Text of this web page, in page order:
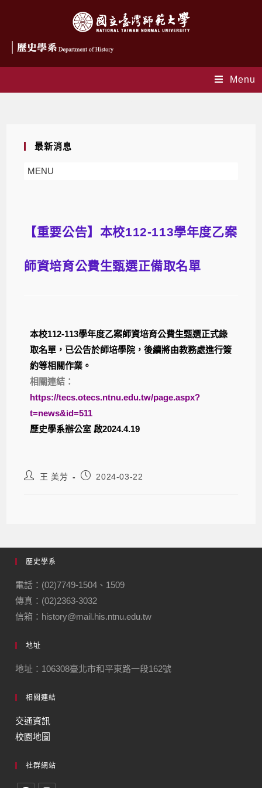
Menu
最新消息
MENU
【重要公告】本校112-113學年度乙案
師資培育公費生甄選正備取名單
本校112-113學年度乙案師資培育公費生甄選正式錄
取名單，已公告於師培學院，後續將由教務處進行簽
約等相關作業。
相關連結：
https://tecs.otecs.ntnu.edu.tw/page.aspx?
t=news&id=511
歷史學系辦公室 啟2024.4.19
王 美芳 2024-03-22
歷史學系
電話：(02)7749-1504、1509
傳真：(02)2363-3032
信箱：history@mail.his.ntnu.edu.tw
地址
地址：106308臺北市和平東路一段162號
相關連結
交通資訊
校園地圖
社群網站